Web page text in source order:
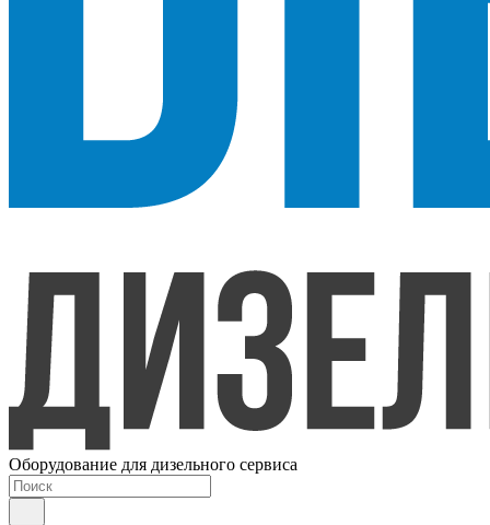
Оборудование для дизельного сервиса